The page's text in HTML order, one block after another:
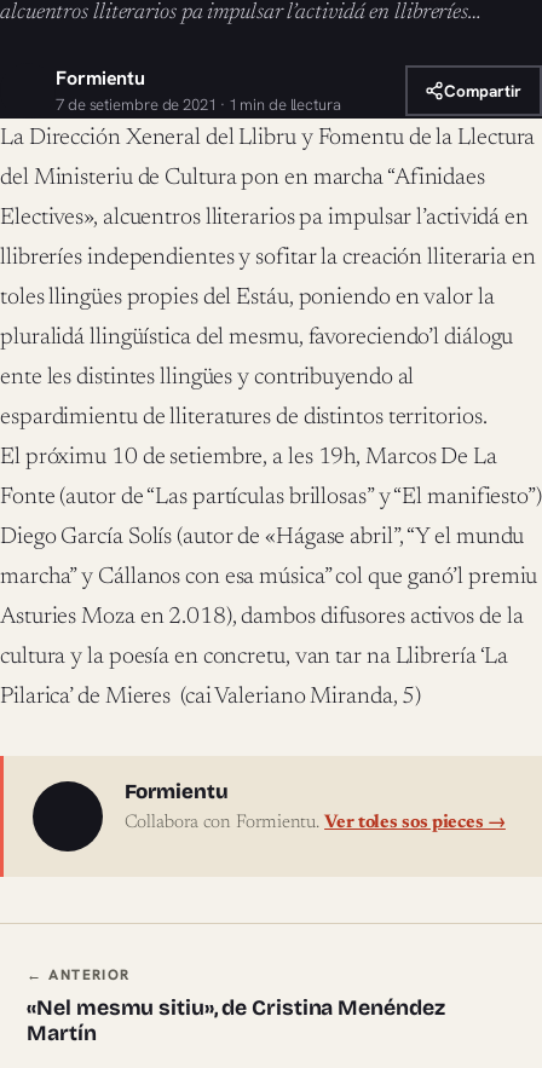
alcuentros lliterarios pa impulsar l’actividá en llibreríes…
Formientu
7 de setiembre de 2021 · 1 min de llectura
Compartir
La Dirección Xeneral del Llibru y Fomentu de la Llectura
del Ministeriu de Cultura pon en marcha “Afinidaes
Electives», alcuentros lliterarios pa impulsar l’actividá en
llibreríes independientes y sofitar la creación lliteraria en
toles llingües propies del Estáu, poniendo en valor la
pluralidá llingüística del mesmu, favoreciendo’l diálogu
ente les distintes llingües y contribuyendo al
espardimientu de lliteratures de distintos territorios.
El próximu 10 de setiembre, a les 19h, Marcos De La
Fonte (autor de “Las partículas brillosas” y “El manifiesto”)
Diego García Solís (autor de «Hágase abril”, “Y el mundu
marcha” y Cállanos con esa música” col que ganó’l premiu
Asturies Moza en 2.018), dambos difusores activos de la
cultura y la poesía en concretu, van tar na Llibrería ‘La
Pilarica’ de Mieres (cai Valeriano Miranda, 5)
Sobre l'autor
Formientu
Collabora con Formientu. Ver toles sos pieces →
Navegación ente pieces
← ANTERIOR
«Nel mesmu sitiu», de Cristina Menéndez
Martín